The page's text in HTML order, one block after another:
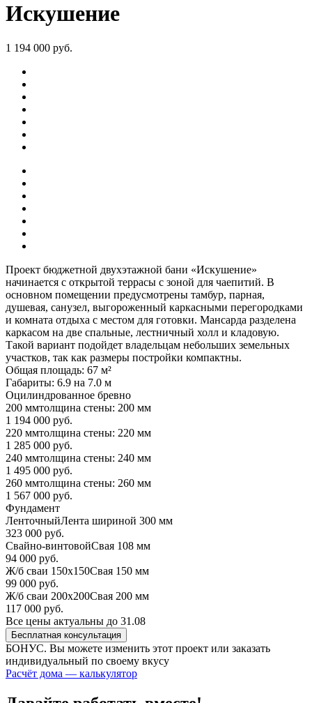
Искушение
1 194 000 руб.
Проект бюджетной двухэтажной бани «Искушение»
начинается с открытой террасы с зоной для чаепитий. В
основном помещении предусмотрены тамбур, парная,
душевая, санузел, выгороженный каркасными перегородками
и комната отдыха с местом для готовки. Мансарда разделена
каркасом на две спальные, лестничный холл и кладовую.
Такой вариант подойдет владельцам небольших земельных
участков, так как размеры постройки компактны.
Общая площадь: 67 м²
Габариты: 6.9 на 7.0 м
Оцилиндрованное бревно
200 ммтолщина стены: 200 мм
1 194 000 руб.
220 ммтолщина стены: 220 мм
1 285 000 руб.
240 ммтолщина стены: 240 мм
1 495 000 руб.
260 ммтолщина стены: 260 мм
1 567 000 руб.
Фундамент
ЛенточныйЛента шириной 300 мм
323 000 руб.
Свайно-винтовойСвая 108 мм
94 000 руб.
Ж/б сваи 150х150Свая 150 мм
99 000 руб.
Ж/б сваи 200х200Свая 200 мм
117 000 руб.
Все цены актуальны до 31.08
Бесплатная консультация
БОНУС. Вы можете изменить этот проект или заказать
индивидуальный по своему вкусу
Расчёт дома — калькулятор